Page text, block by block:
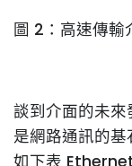
圖 2：高速傳輸
談到介面的未來
是網路通訊的基
如下表